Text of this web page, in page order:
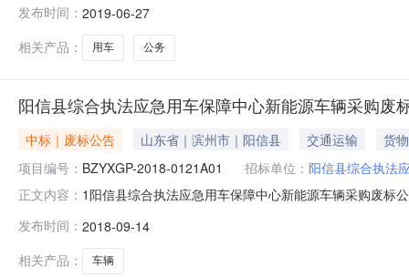
前注册登录滨州公共资源产权交易大厅提交竞买申请，
发布时间： 2019-06-27
相关产品：
用车 公务
阳信县综合执法应急用车保障中心新能源车辆采购废
中标｜废标公告 山东省｜滨州市｜阳信县 交通运输
货物
项目编号： BZYXGP-2018-0121A01 招标单位： 阳信县综合执法
正文内容： 1阳信县综合执法应急用车保障中心新能源车辆采购废标
六、废标(终止)原因：有效报名供应商不足三家七、联
发布时间： 2018-09-14
相关产品：
车辆